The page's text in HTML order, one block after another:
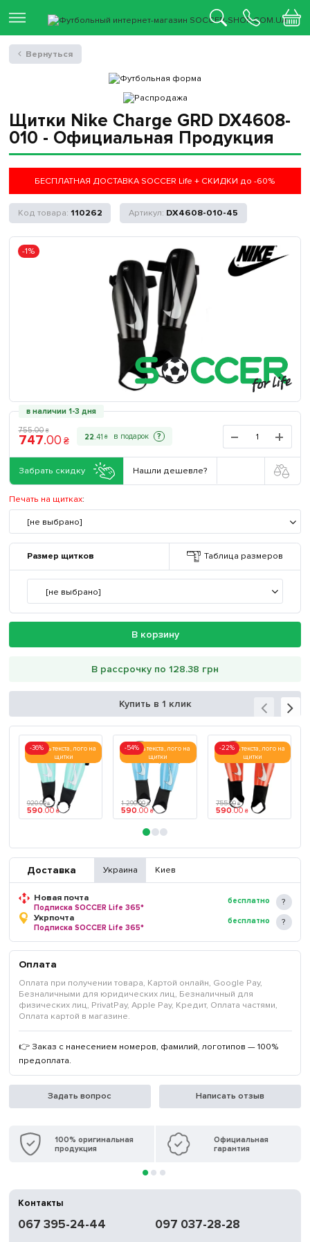
Щитки Nike Charge GRD DX4608-
010 - Официальная Продукция
БЕСПЛАТНАЯ ДОСТАВКА SOCCER Life + СКИДКИ до -60%
110262 DX4608-010-45
-1%
в наличии 1-3 дня
755.00 ₴
747.00 ₴ 22.41 ₴ ?
Забрать скидку Нашли дешевле?
Печать на щитках:
[не выбрано]
Размер щитков Таблица размеров
[не выбрано]
В корзину
В рассрочку по 128.38 грн
Купить в 1 клик
печать текста, лого на
щитки
-36%
920.00 ₴
590.00 ₴
печать текста, лого на
щитки
-54%
1 290.00 ₴
590.00 ₴
печать текста, лого на
щитки
-22%
755.00 ₴
590.00 ₴
Доставка Украина Киев
Новая почта
Подписка SOCCER Life 365*
бесплатно
Укрпочта
Подписка SOCCER Life 365*
бесплатно
Оплата
Оплата при получении товара, Картой онлайн, Google Pay,
Безналичными для юридических лиц, Безналичный для
физических лиц, PrivatPay, Apple Pay, Кредит, Оплата частями,
Оплата картой в магазине.
👉 Заказ с нанесением номеров, фамилий, логотипов — 100%
предоплата.
Задать вопрос Написать отзыв
100% оригинальная
продукция
Официальная
гарантия
Контакты
067 395-24-44
097 037-28-28
Вернуться